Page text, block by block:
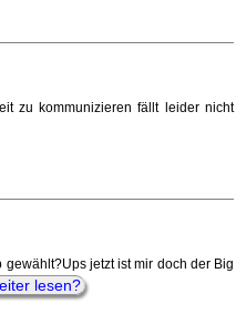
zu kommunizieren fällt leider nicht
jetzt ist mir doch der Big
lesen?